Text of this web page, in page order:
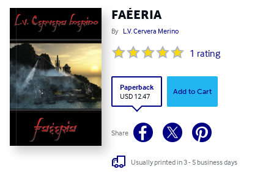
FAÉERIA
By L.V. Cervera Merino
1 rating
Paperback
USD 12.47
Add to Cart
Share
Usually printed in 3 - 5 business days